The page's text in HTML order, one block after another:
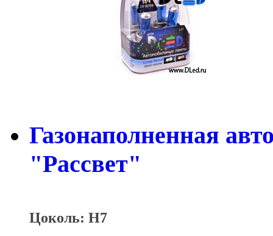
Газонаполненная
"Рассвет"
Цоколь: H7